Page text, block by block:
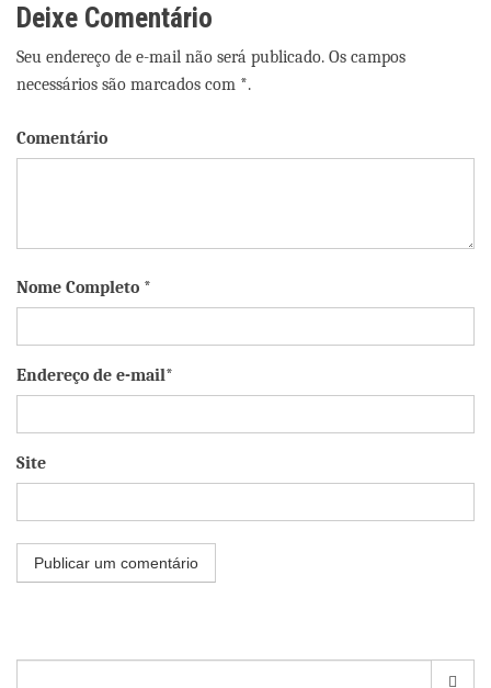
Deixe Comentário
Seu endereço de e-mail não será publicado. Os campos
necessários são marcados com *.
Comentário
Nome Completo *
Endereço de e-mail*
Site